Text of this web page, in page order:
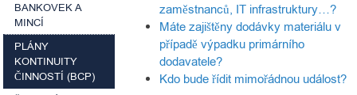
BANKOVEK A
MINCÍ
PLÁNY
KONTINUITY
ČINNOSTÍ (BCP)
zaměstnanců, IT infrastruktury…?
Máte zajištěny dodávky materiálu v
případě výpadku primárního
dodavatele?
Kdo bude řídit mimořádnou událost?